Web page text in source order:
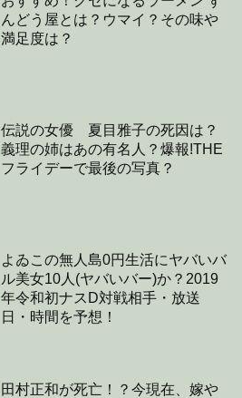
んどう屋とは？ウマイ？その味や
満足度は？
伝説の女優 夏目雅子の死因は？
義理の姉はあの有名人？爆報!THE
フライデーで最後の写真？
よゐこの無人島0円生活にヤバいバ
ル美女10人(ヤバいバー)か？2019
年令和初ナスD対戦相手・放送
日・時間を予想！
田村正和が死亡！？今現在、嫁や